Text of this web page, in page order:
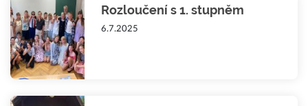
Rozloučení s 1. stupněm
6.7.2025